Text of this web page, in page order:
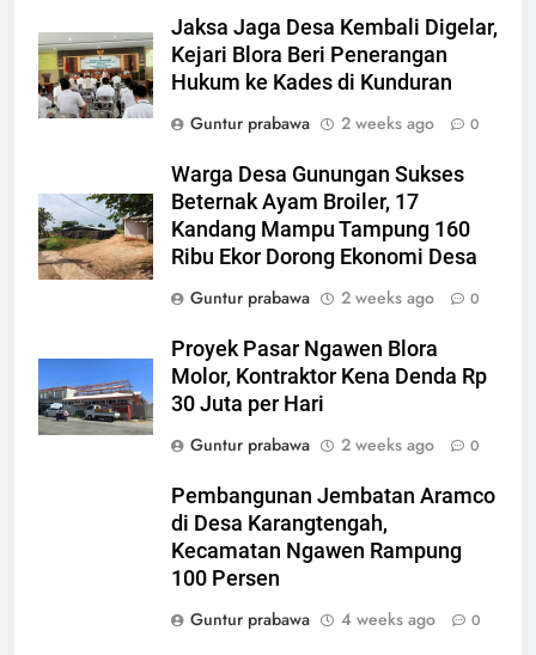
Jaksa Jaga Desa Kembali Digelar,
Kejari Blora Beri Penerangan
Hukum ke Kades di Kunduran
Guntur prabawa
2 weeks ago 0
Warga Desa Gunungan Sukses
Beternak Ayam Broiler, 17
Kandang Mampu Tampung 160
Ribu Ekor Dorong Ekonomi Desa
Guntur prabawa
2 weeks ago 0
Proyek Pasar Ngawen Blora
Molor, Kontraktor Kena Denda Rp
30 Juta per Hari
Guntur prabawa
2 weeks ago 0
Pembangunan Jembatan Aramco
di Desa Karangtengah,
Kecamatan Ngawen Rampung
100 Persen
Guntur prabawa
4 weeks ago 0
di Rumah Warga Saat Sekolah
Direvitalisasi
SEKOLAH
6
Proyek Pasar Ngawen Blora
Rp 30 Juta per Hari
EKONOMI
7
Polres Blora Tetapkan 1
Tersangka Kasus Oplosan LPG
Masih Diburu
KRIMINAL
8
Kunduran Blora, 806 Tabung
Disita tapi Belum Ada Tersangka
KRIMINAL
HR-V PELAT PUTIH “HANTU”
NONGOL DI KEJARI BLORA: